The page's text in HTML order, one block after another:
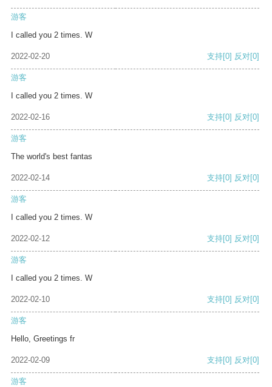
游客
I called you 2 times. W
2022-02-20 支持[0] 反对[0]
游客
I called you 2 times. W
2022-02-16 支持[0] 反对[0]
游客
The world's best fantas
2022-02-14 支持[0] 反对[0]
游客
I called you 2 times. W
2022-02-12 支持[0] 反对[0]
游客
I called you 2 times. W
2022-02-10 支持[0] 反对[0]
游客
Hello, Greetings fr
2022-02-09 支持[0] 反对[0]
游客